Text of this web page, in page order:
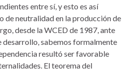
entre sí, y esto es así
de neutralidad en la producción de
desde la WCED de 1987, ante
sabemos formalmente
resultó ser favorable
El teorema del